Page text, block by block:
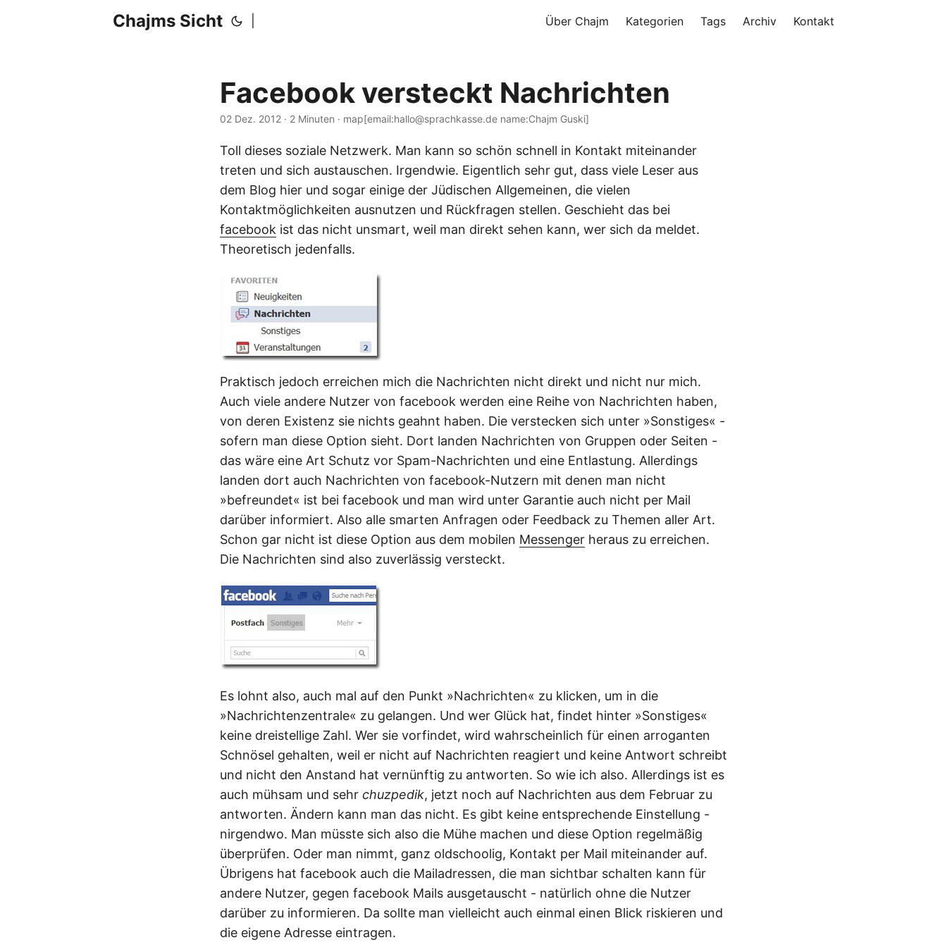
Chajms Sicht Über Chajm Kategorien Tags Archiv Kontakt
Facebook versteckt Nachrichten
02 Dez. 2012 · 2 Minuten · map[email:hallo@sprachkasse.de name:Chajm Guski]
Toll dieses soziale Netzwerk. Man kann so schön schnell in Kontakt miteinander
treten und sich austauschen. Irgendwie. Eigentlich sehr gut, dass viele Leser aus
dem Blog hier und sogar einige der Jüdischen Allgemeinen, die vielen
Kontaktmöglichkeiten ausnutzen und Rückfragen stellen. Geschieht das bei
facebook ist das nicht unsmart, weil man direkt sehen kann, wer sich da meldet.
Theoretisch jedenfalls.
Praktisch jedoch erreichen mich die Nachrichten nicht direkt und nicht nur mich.
Auch viele andere Nutzer von facebook werden eine Reihe von Nachrichten haben,
von deren Existenz sie nichts geahnt haben. Die verstecken sich unter »Sonstiges« -
sofern man diese Option sieht. Dort landen Nachrichten von Gruppen oder Seiten -
das wäre eine Art Schutz vor Spam-Nachrichten und eine Entlastung. Allerdings
landen dort auch Nachrichten von facebook-Nutzern mit denen man nicht
»befreundet« ist bei facebook und man wird unter Garantie auch nicht per Mail
darüber informiert. Also alle smarten Anfragen oder Feedback zu Themen aller Art.
Schon gar nicht ist diese Option aus dem mobilen Messenger heraus zu erreichen.
Die Nachrichten sind also zuverlässig versteckt.
Es lohnt also, auch mal auf den Punkt »Nachrichten« zu klicken, um in die
»Nachrichtenzentrale« zu gelangen. Und wer Glück hat, findet hinter »Sonstiges«
keine dreistellige Zahl. Wer sie vorfindet, wird wahrscheinlich für einen arroganten
Schnösel gehalten, weil er nicht auf Nachrichten reagiert und keine Antwort schreibt
und nicht den Anstand hat vernünftig zu antworten. So wie ich also. Allerdings ist es
auch mühsam und sehr chuzpedik, jetzt noch auf Nachrichten aus dem Februar zu
antworten. Ändern kann man das nicht. Es gibt keine entsprechende Einstellung -
nirgendwo. Man müsste sich also die Mühe machen und diese Option regelmäßig
überprüfen. Oder man nimmt, ganz oldschoolig, Kontakt per Mail miteinander auf.
Übrigens hat facebook auch die Mailadressen, die man sichtbar schalten kann für
andere Nutzer, gegen facebook Mails ausgetauscht - natürlich ohne die Nutzer
darüber zu informieren. Da sollte man vielleicht auch einmal einen Blick riskieren und
die eigene Adresse eintragen.